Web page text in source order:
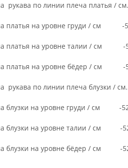
рукава по линии плеча
платья на уровне груди / см
платья на уровне талии /
платья на уровне бёдер / см
рукава по линии плеча
блузки на уровне груди / см
блузки на уровне талии / см
блузки на уровне бёдер / см